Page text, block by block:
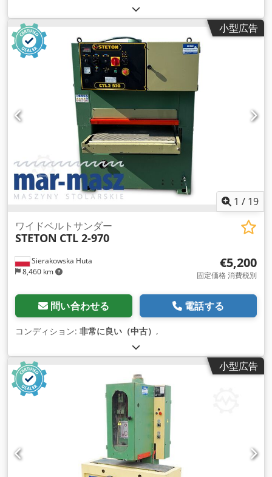
小型広告
1 / 19
Sierakowska Huta
8,460 km
ワイドベルトサンダー
STETON CTL 2-970
€5,200
固定価格 消費税別
問い合わせる 電話する
コンディション: 非常に良い（中古） ,
小型広告